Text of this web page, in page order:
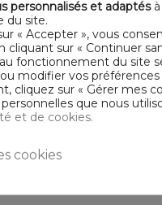
De Rêve. Drap housse
pas de substances
personnalisés et adaptésà
du site.
« Accepter », vous
cliquant sur « Continuer
fonctionnement du site
modifier vos
cliquez sur « Gérer mes
que nous
et de cookies.
cookies